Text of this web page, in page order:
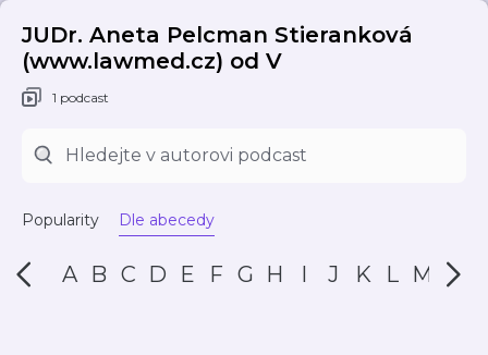
JUDr. Aneta Pelcman Stieranková
(www.lawmed.cz) od V
1 podcast
Popularity Dle abecedy
A B C D E F G H I J K L M N